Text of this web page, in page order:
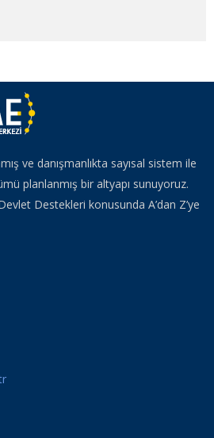
ve danışmanlıkta sayısal sistem ile
planlanmış bir altyapı sunuyoruz.
Destekleri konusunda A’dan Z’ye